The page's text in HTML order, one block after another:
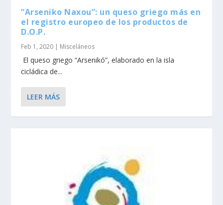
“Arseniko Naxou”: un queso griego más en
el registro europeo de los productos de
D.O.P.
Feb 1, 2020 | Misceláneos
El queso griego “Arsenikó”, elaborado en la isla
cicládica de...
LEER MÁS